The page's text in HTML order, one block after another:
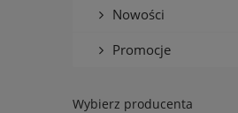
Nowości
Promocje
Wybierz producenta